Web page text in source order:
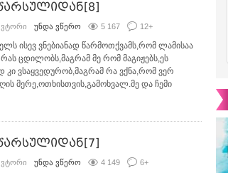
უნდა ვწერო 5 167 12+
ისევ ვნებიანად წარმოთქვამს,რომ ლამისაა
რას ცდილობს,მაგრამ მე რომ მაგიჟებს,ეს
კი ვსაყვედურობ,მაგრამ რა ვქნა,რომ ვერ
მერე,ოთხისთვის,გამოხვალ.მე და ჩემი
უნდა ვწერო 4 149 6+